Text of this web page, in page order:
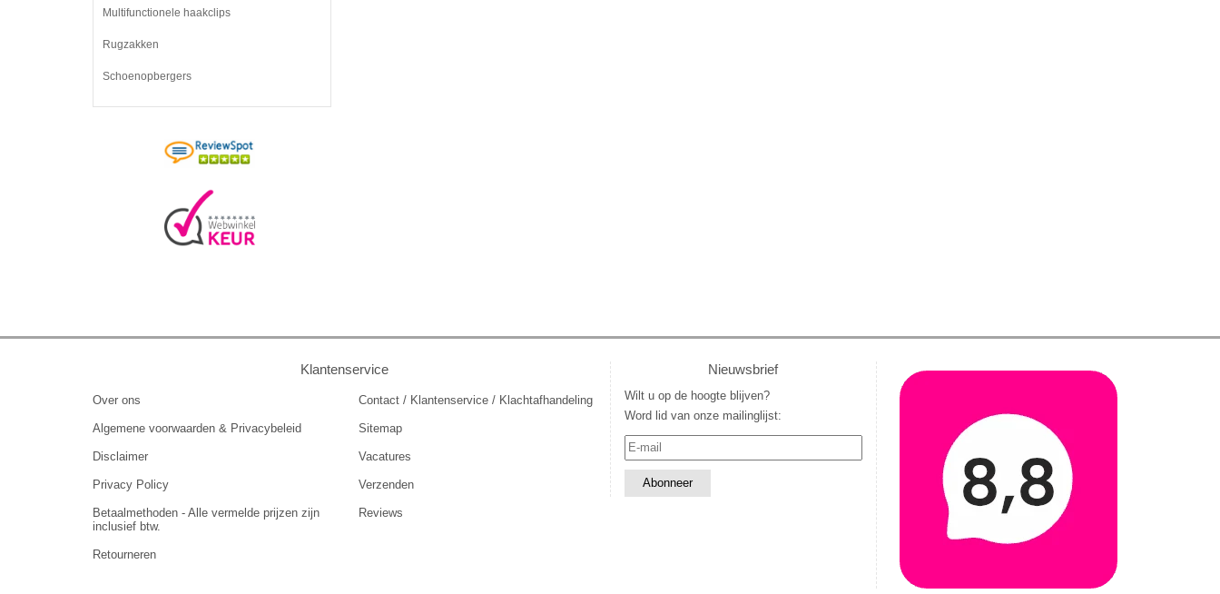
Multifunctionele haakclips
Rugzakken
Schoenopbergers
Klantenservice
Over ons
Algemene voorwaarden & Privacybeleid
Disclaimer
Privacy Policy
Betaalmethoden - Alle vermelde prijzen zijn
inclusief btw.
Retourneren
Contact / Klantenservice / Klachtafhandeling
Sitemap
Vacatures
Verzenden
Reviews
Nieuwsbrief
Wilt u op de hoogte blijven?
Word lid van onze mailinglijst: